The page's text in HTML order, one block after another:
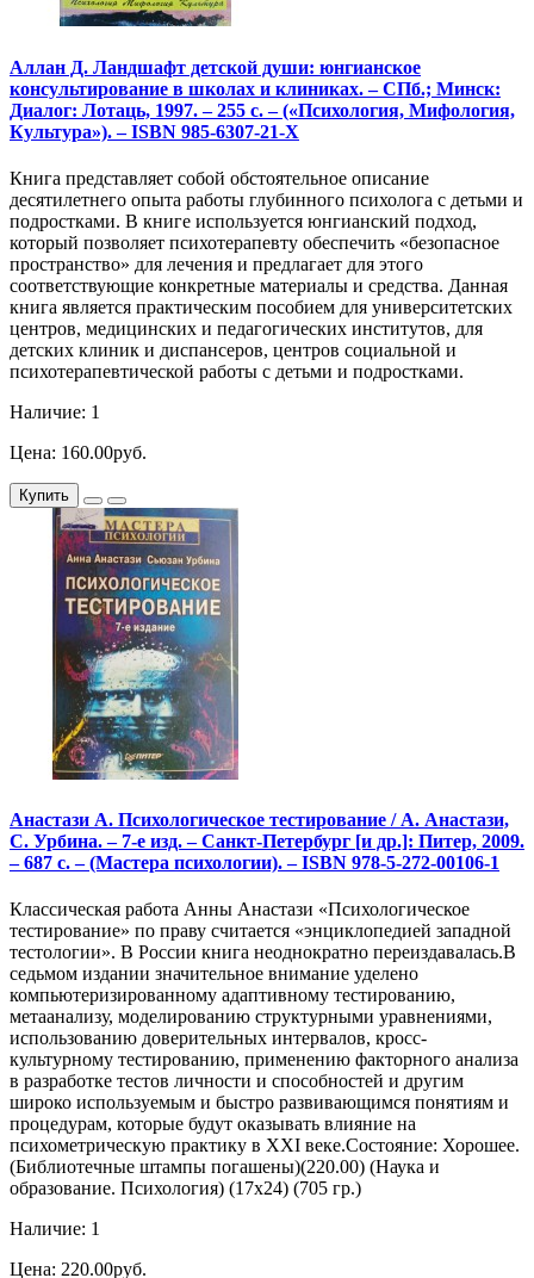
Аллан Д. Ландшафт детской души: юнгианское
консультирование в школах и клиниках. – СПб.; Минск:
Диалог: Лотаць, 1997. – 255 с. – («Психология, Мифология,
Культура»). – ISBN 985-6307-21-Х
Книга представляет собой обстоятельное описание
десятилетнего опыта работы глубинного психолога с детьми и
подростками. В книге используется юнгианский подход,
который позволяет психотерапевту обеспечить «безопасное
пространство» для лечения и предлагает для этого
соответствующие конкретные материалы и средства. Данная
книга является практическим пособием для университетских
центров, медицинских и педагогических институтов, для
детских клиник и диспансеров, центров социальной и
психотерапевтической работы с детьми и подростками.
Наличие: 1
Цена: 160.00руб.
Купить
Анастази А. Психологическое тестирование / А. Анастази,
С. Урбина. – 7-е изд. – Санкт-Петербург [и др.]: Питер, 2009.
– 687 с. – (Мастера психологии). – ISBN 978-5-272-00106-1
Классическая работа Анны Анастази «Психологическое
тестирование» по праву считается «энциклопедией западной
тестологии». В России книга неоднократно переиздавалась.В
седьмом издании значительное внимание уделено
компьютеризированному адаптивному тестированию,
метаанализу, моделированию структурными уравнениями,
использованию доверительных интервалов, кросс-
культурному тестированию, применению факторного анализа
в разработке тестов личности и способностей и другим
широко используемым и быстро развивающимся понятиям и
процедурам, которые будут оказывать влияние на
психометрическую практику в XXI веке.Состояние: Хорошее.
(Библиотечные штампы погашены)(220.00) (Наука и
образование. Психология) (17х24) (705 гр.)
Наличие: 1
Цена: 220.00руб.